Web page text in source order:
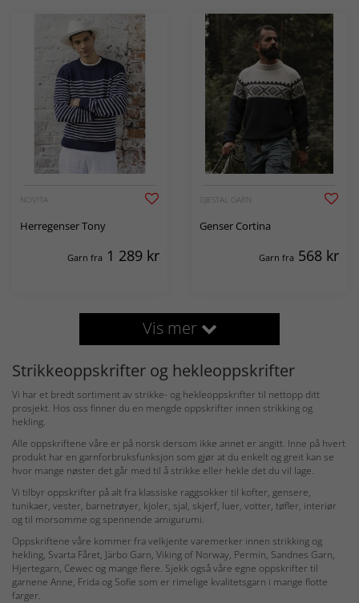
NOVITA
Herregenser Tony
Garn fra 1 289 kr
GJESTAL GARN
Genser Cortina
Garn fra 568 kr
Vis mer
Strikkeoppskrifter og hekleoppskrifter
Vi har et bredt sortiment av strikke- og hekleoppskrifter til nettopp ditt
prosjekt. Hos oss finner du en mengde oppskrifter innen strikking og
hekling.
Alle oppskriftene våre er på norsk dersom ikke annet er angitt. Inne på hvert
produkt har en garnforbruksfunksjon som gjør at du enkelt og greit kan se
hvor mange nøster det går med til å strikke eller hekle det du vil lage.
Vi tilbyr oppskrifter på alt fra klassiske raggsokker til kofter, gensere,
tunikaer, vester, barnetrøyer, kjoler, sjal, skjerf, luer, votter, tøfler, interiør
og til morsomme og spennende amigurumi.
Oppskriftene våre kommer fra velkjente varemerker innen strikking og
hekling, Svarta Fåret, Järbo Garn, Viking of Norway, Permin, Sandnes Garn,
Hjertegarn, Cewec og mange flere. Sjekk også våre egne oppskrifter til
garnene Anne, Frida og Sofie som er rimelige kvalitetsgarn i mange flotte
farger.